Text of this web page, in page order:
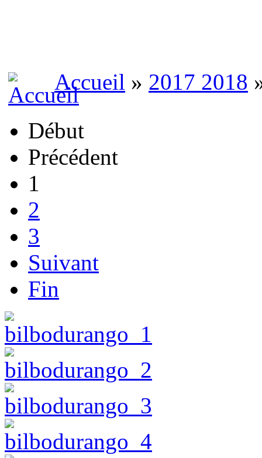
Accueil » 2017 2018
Début
Précédent
1
2
3
Suivant
Fin